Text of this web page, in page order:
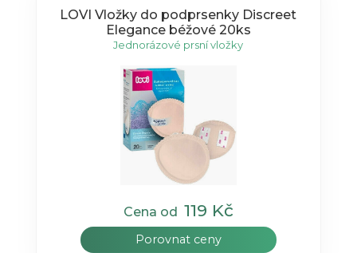
LOVI Vložky do podprsenky Discreet
Elegance béžové 20ks
Jednorázové prsní vložky
Cena od 119 Kč
Porovnat ceny